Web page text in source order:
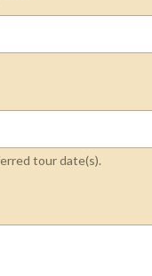
tour date(s).